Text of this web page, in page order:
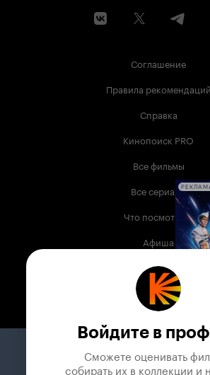
Соглашение
Правила рекомендаций
Справка
Кинопоиск PRO
Все фильмы
Все сериалы
Что посмотреть
Афиша
Музыка
Телепрограмма
Служба поддержки
Войдите в
Сможете оценивать
собирать их в коллекции и